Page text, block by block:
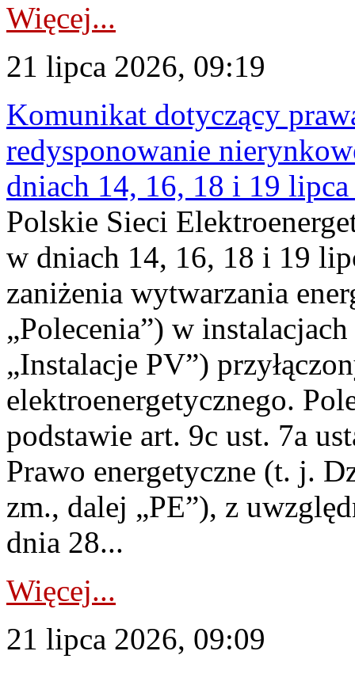
Więcej...
21 lipca 2026, 09:19
Komunikat dotyczący
redysponowanie
dniach 14, 16, 18 i 19
Polskie Sieci
w dniach 14, 16, 18 i 19
zaniżenia wytwarzania
„Polecenia”) w
„Instalacje PV”)
elektroenergetycznego.
podstawie art. 9c ust. 7a
Prawo energetyczne (t. j.
zm., dalej „PE”), z
dnia 28...
Więcej...
21 lipca 2026, 09:09